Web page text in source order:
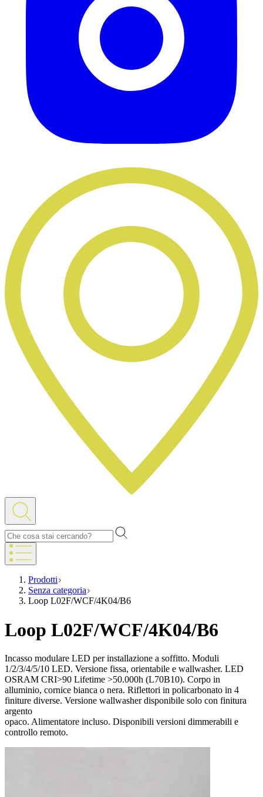
Prodotti
Senza categoria
Loop L02F/WCF/4K04/B6
Loop L02F/WCF/4K04/B6
Incasso modulare LED per installazione a soffitto. Moduli
1/2/3/4/5/10 LED. Versione fissa, orientabile e wallwasher. LED
OSRAM CRI>90 Lifetime >50.000h (L70B10). Corpo in
alluminio, cornice bianca o nera. Riflettori in policarbonato in 4
finiture diverse. Versione wallwasher disponibile solo con finitura
argento
opaco. Alimentatore incluso. Disponibili versioni dimmerabili e
controllo remoto.